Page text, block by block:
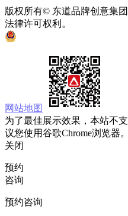
版权所有© 东道品牌创意集
法律许可权利。
网站地图
为了最佳展示效果，本站不
议您使用谷歌Chrome浏览器。
关闭
预约
咨询
预约咨询